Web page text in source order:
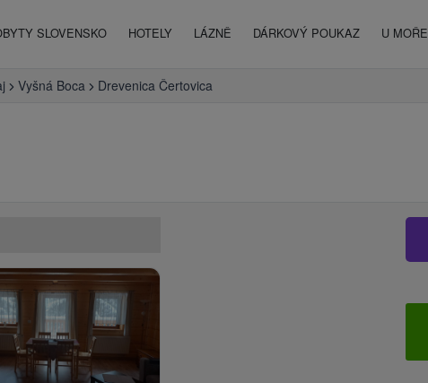
SLOVENSKO HOTELY LÁZNĚ DÁRKOVÝ POUKAZ U MOŘE
Vyšná Boca Drevenica Čertovica